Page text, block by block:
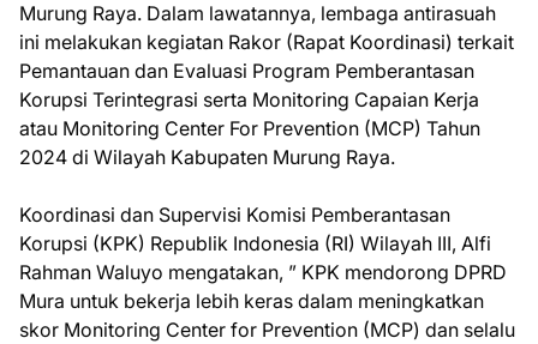
Murung Raya. Dalam lawatannya, lembaga antirasuah
ini melakukan kegiatan Rakor (Rapat Koordinasi) terkait
Pemantauan dan Evaluasi Program Pemberantasan
Korupsi Terintegrasi serta Monitoring Capaian Kerja
atau Monitoring Center For Prevention (MCP) Tahun
2024 di Wilayah Kabupaten Murung Raya.
Koordinasi dan Supervisi Komisi Pemberantasan
Korupsi (KPK) Republik Indonesia (RI) Wilayah III, Alfi
Rahman Waluyo mengatakan, ” KPK mendorong DPRD
Mura untuk bekerja lebih keras dalam meningkatkan
skor Monitoring Center for Prevention (MCP) dan selalu